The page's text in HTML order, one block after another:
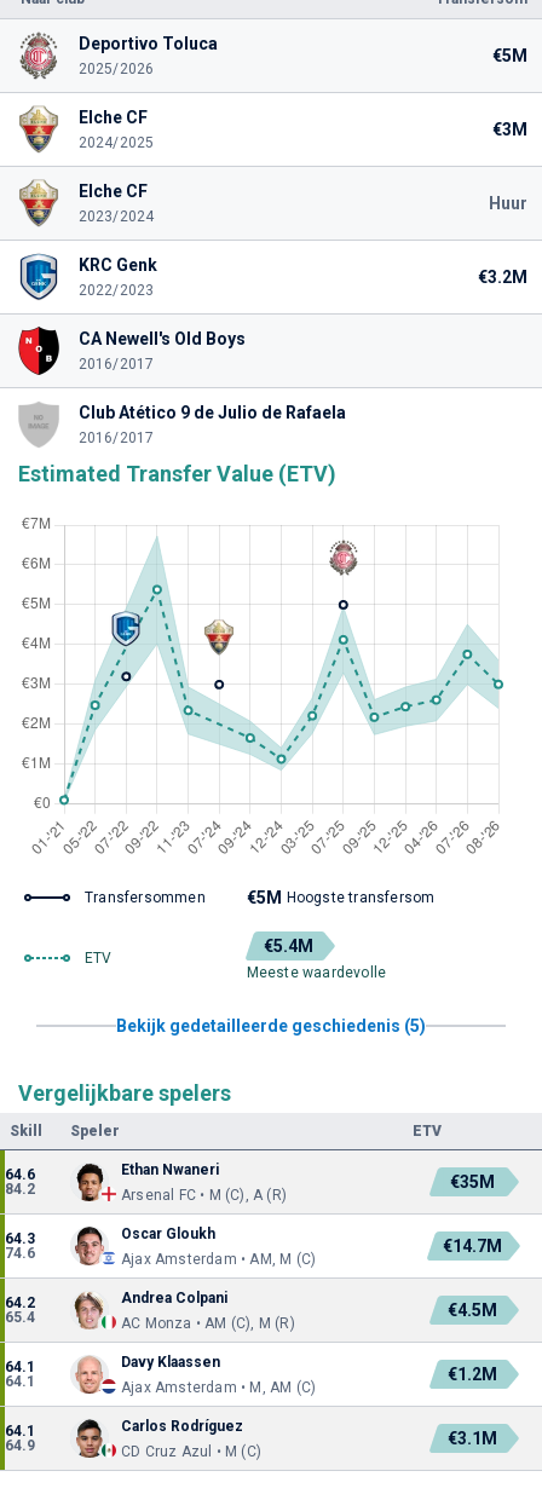
Deportivo Toluca
2025/2026
€5M
Elche CF
2024/2025
€3M
Elche CF
2023/2024
Huur
KRC Genk
2022/2023
€3.2M
CA Newell's Old Boys
2016/2017
Club Atético 9 de Julio de Rafaela
2016/2017
Estimated Transfer Value (ETV)
Transfersommen €5M Hoogste transfersom
ETV
€5.4M
Meeste waardevolle
Bekijk gedetailleerde geschiedenis (5)
Vergelijkbare spelers
Skill Speler ETV
64.6
84.2
Ethan Nwaneri
Arsenal FC • M (C), A (R)
€35M
64.3
74.6
Oscar Gloukh
Ajax Amsterdam • AM, M (C)
€14.7M
64.2
65.4
Andrea Colpani
AC Monza • AM (C), M (R)
€4.5M
64.1
64.1
Davy Klaassen
Ajax Amsterdam • M, AM (C)
€1.2M
64.1
64.9
Carlos Rodríguez
CD Cruz Azul • M (C)
€3.1M